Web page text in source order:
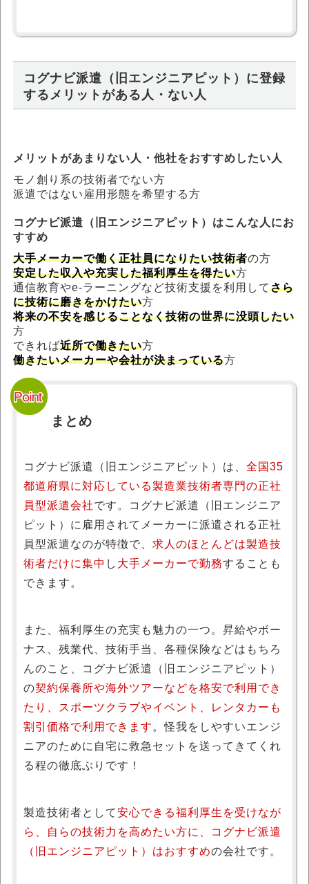
コグナビ派遣（旧エンジニアピット）に登録
するメリットがある人・ない人
メリットがあまりない人・他社をおすすめしたい人
モノ創り系の技術者でない方
派遣ではない雇用形態を希望する方
コグナビ派遣（旧エンジニアピット）はこんな人にお
すすめ
大手メーカーで働く正社員になりたい技術者の方
安定した収入や充実した福利厚生を得たい方
通信教育やe-ラーニングなど技術支援を利用してさら
に技術に磨きをかけたい方
将来の不安を感じることなく技術の世界に没頭したい
方
できれば近所で働きたい方
働きたいメーカーや会社が決まっている方
まとめ
コグナビ派遣（旧エンジニアピット）は、 全国35
都道府県に対応している製造業技術者専門の正社
員型派遣会社です。コグナビ派遣（旧エンジニア
ピット）に雇用されてメーカーに派遣される正社
員型派遣なのが特徴で、 求人のほとんどは製造技
術者だけに集中 し 大手メーカーで勤務することも
できます。
また、福利厚生の充実も魅力の一つ。昇給やボー
ナス、残業代、技術手当、各種保険などはもちろ
んのこと、コグナビ派遣（旧エンジニアピット）
の契約保養所や海外ツアーなどを格安で利用でき
たり、スポーツクラブやイベント、レンタカーも
割引価格で利用できます 。怪我をしやすいエンジ
ニアのために自宅に救急セットを送ってきてくれ
る程の徹底ぶりです！
製造技術者として安心できる福利厚生を受けなが
ら、自らの技術力を高めたい方に、コグナビ派遣
（旧エンジニアピット）はおすすめの会社です。